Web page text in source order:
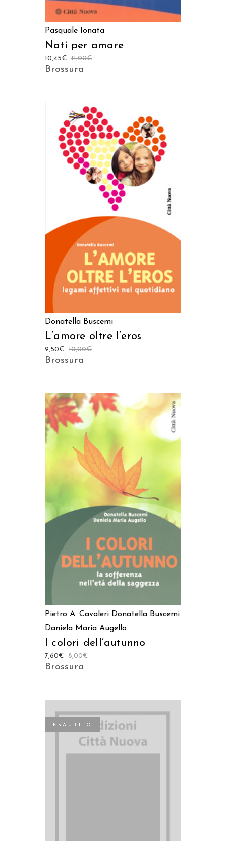
Pasquale Ionata
Nati per amare
11,00€
10,45€
Brossura
AGGIUNGI AL CARRELLO
Donatella Buscemi
L’amore oltre l’eros
10,00€
9,50€
Brossura
AGGIUNGI AL CARRELLO
Pietro A. Cavaleri Donatella Buscemi
Daniela Maria Augello
I colori dell’autunno
8,00€
7,60€
Brossura
ESAURITO